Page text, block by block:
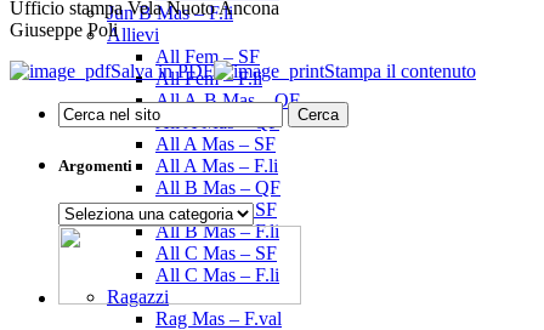
Jun B Mas – F.li
Allievi
All Fem – SF
All Fem – F.li
All A-B Mas – OF
All A Mas – QF
All A Mas – SF
All A Mas – F.li
All B Mas – QF
All B Mas – SF
All B Mas – F.li
All C Mas – SF
All C Mas – F.li
Ragazzi
Rag Mas – F.val
Ufficio stampa Vela Nuoto Ancona
Giuseppe Poli
Salva in PDF
Stampa il contenuto
Argomenti
Argomenti